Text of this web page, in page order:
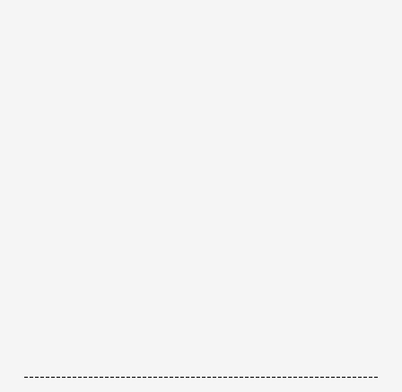
------------------------------------------------------------------